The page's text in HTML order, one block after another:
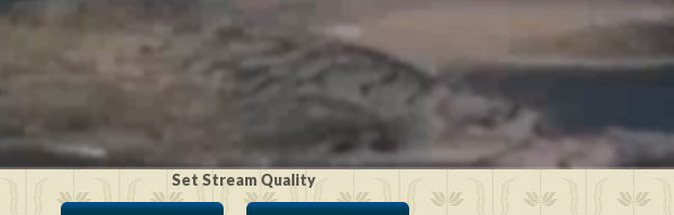
Set Stream Quality